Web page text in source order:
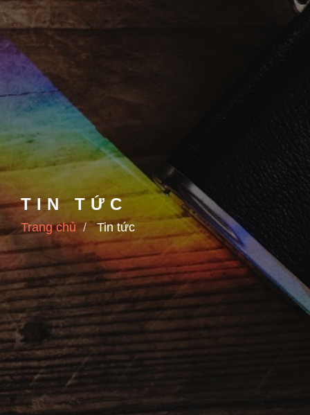
TIN TỨC
Trang chủ Tin tức